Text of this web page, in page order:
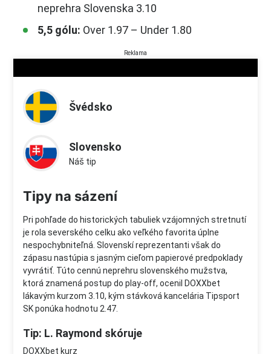
neprehra Slovenska 3.10
5,5 gólu: Over 1.97 – Under 1.80
Reklama
Švédsko
Slovensko
Náš tip
Tipy na sázení
Pri pohľade do historických tabuliek vzájomných stretnutí
je rola severského celku ako veľkého favorita úplne
nespochybniteľná. Slovenskí reprezentanti však do
zápasu nastúpia s jasným cieľom papierové predpoklady
vyvrátiť. Túto cennú neprehru slovenského mužstva,
ktorá znamená postup do play-off, ocenil DOXXbet
lákavým kurzom 3.10, kým stávková kancelária Tipsport
SK ponúka hodnotu 2.47.
Tip: L. Raymond skóruje
DOXXbet kurz